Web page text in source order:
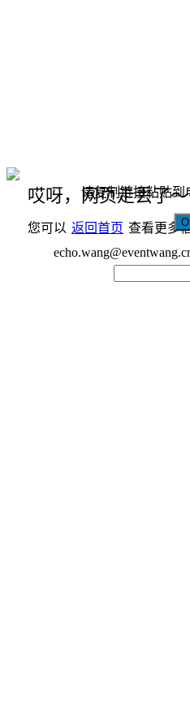
哎呀，网页走丢了
您可以 返回首页 查看更多
请复制链接粘贴到